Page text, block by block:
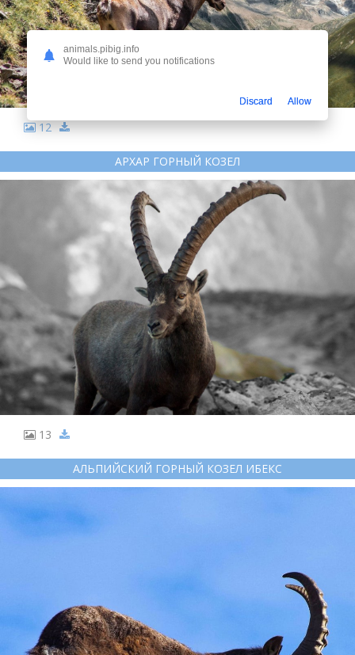
12
АРХАР ГОРНЫЙ КОЗЕЛ
13
АЛЬПИЙСКИЙ ГОРНЫЙ КОЗЕЛ ИБЕКС
animals.pibig.info
Would like to send you notifications
Discard Allow